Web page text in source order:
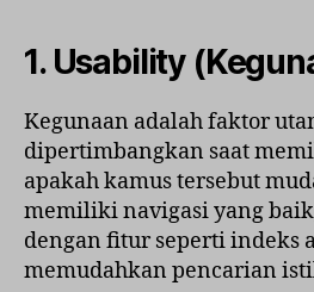
1. Usability
Kegunaan adalah faktor
dipertimbangkan saat
apakah kamus tersebut
memiliki navigasi yang
dengan fitur seperti indeks
memudahkan pencarian